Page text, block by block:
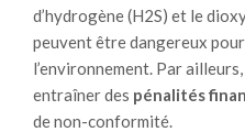
d’hydrogène (H2S) et le
peuvent être dangereux
l’environnement. Par
entraîner des pénalités
de non-conformité.